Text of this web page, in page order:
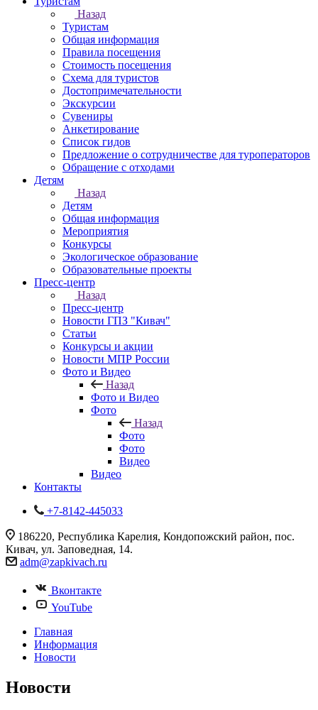
Назад
Туристам
Общая информация
Правила посещения
Стоимость посещения
Схема для туристов
Достопримечательности
Экскурсии
Сувениры
Анкетирование
Список гидов
Предложение о сотрудничестве для туроператоров
Обращение с отходами
Детям
Назад
Детям
Общая информация
Мероприятия
Конкурсы
Экологическое образование
Образовательные проекты
Пресс-центр
Назад
Пресс-центр
Новости ГПЗ "Кивач"
Статьи
Конкурсы и акции
Новости МПР России
Фото и Видео
Назад
Фото и Видео
Фото
Назад
Фото
Фото
Видео
Видео
Контакты
+7-8142-445033
186220, Республика Карелия, Кондопожский район, пос.
Кивач, ул. Заповедная, 14.
adm@zapkivach.ru
Вконтакте
YouTube
Главная
Информация
Новости
Новости